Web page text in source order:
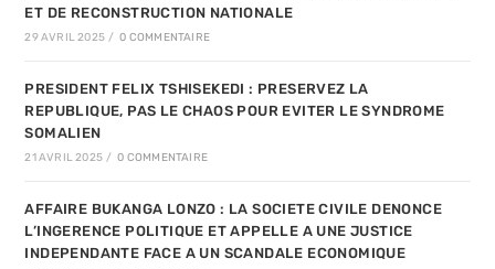
ET DE RECONSTRUCTION NATIONALE
29 AVRIL 2025 / 0 COMMENTAIRE
PRESIDENT FELIX TSHISEKEDI : PRESERVEZ LA
REPUBLIQUE, PAS LE CHAOS POUR EVITER LE SYNDROME
SOMALIEN
21 AVRIL 2025 / 0 COMMENTAIRE
AFFAIRE BUKANGA LONZO : LA SOCIETE CIVILE DENONCE
L’INGERENCE POLITIQUE ET APPELLE A UNE JUSTICE
INDEPENDANTE FACE A UN SCANDALE ECONOMIQUE